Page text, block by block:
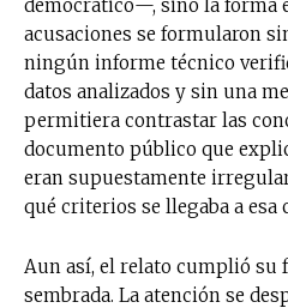
democrático—, sino la forma
acusaciones se formularon
ningún informe técnico
datos analizados y sin una
permitiera contrastar las
documento público que
eran supuestamente
qué criterios se llegaba a esa
Aun así, el relato cumplió su
sembrada. La atención se